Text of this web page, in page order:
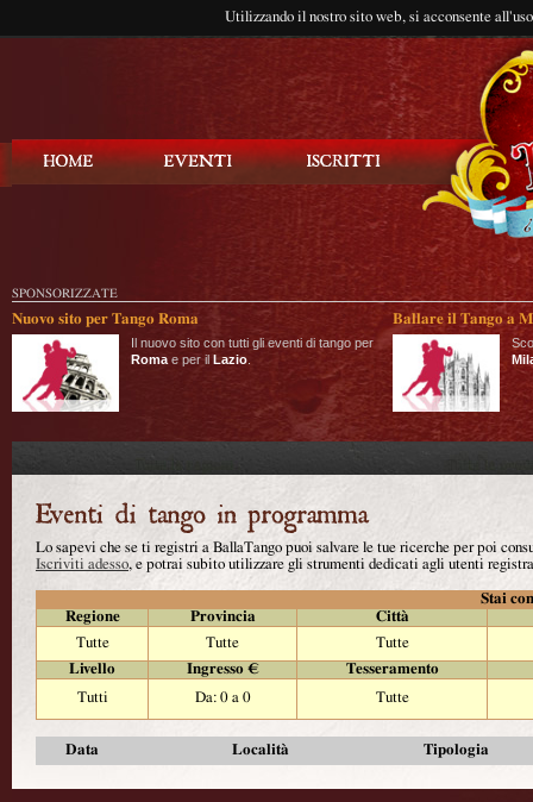
Utilizzando il nostro sito web, si acconsente
SPONSORIZZATE
Nuovo sito per Tango Roma
Il nuovo sito con tutti gli eventi di tango per
Roma e per il Lazio
Ballare il Tango a
Lo sapevi che se ti registri a BallaTango puoi salvare le tue ricerche per poi
Iscriviti adesso, e potrai subito utilizzare gli strumenti dedicati agli utenti
Stai
Regione
Provincia
Città
Tutte
Tutte
Tutte
Livello
Ingresso €
Tesseramento
Tutti
Da: 0 a 0 Tutte
Data Località Tipologia